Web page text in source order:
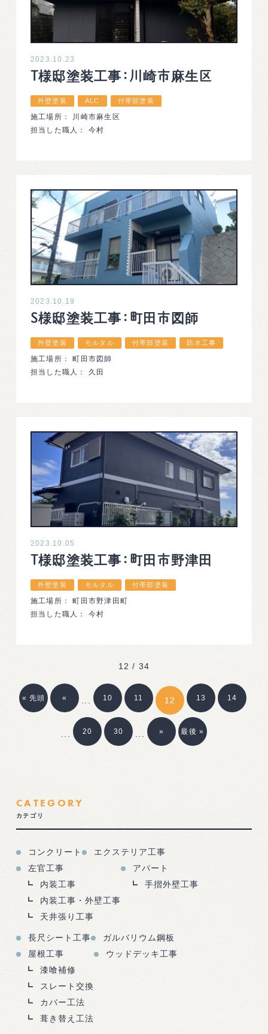
2023.10.23
T様邸塗装工事：川崎市麻生区
外壁塗装 ALC 付帯部塗装
施工場所： 川崎市麻生区
担当した職人： 今村
2023.10.19
S様邸塗装工事：町田市図師
外壁塗装 モルタル 付帯部塗装 防水工事
施工場所： 町田市図師
担当した職人： 久田
2023.10.05
T様邸塗装工事：町田市野津田
外壁塗装 モルタル 付帯部塗装
施工場所： 町田市野津田町
担当した職人： 今村
12 / 34
« 先頭 « 10 11 12 13 14
20 30 » 最後 »
CATEGORY
カテゴリ
コンクリート
エクステリア工事
左官工事
内装工事
内装工事・外壁工事
天井張り工事
アパート
手摺外壁工事
長尺シート工事
ガルバリウム鋼板
屋根工事
漆喰補修
スレート交換
カバー工法
葺き替え工法
ウッドデッキ工事